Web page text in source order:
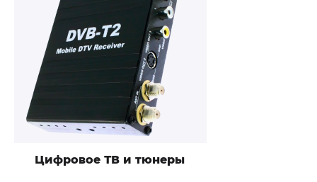
Цифровое ТВ и тюнеры